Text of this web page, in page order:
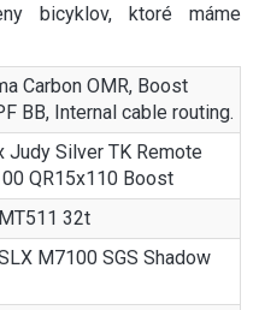
bicyklov, ktoré máme
Carbon OMR, Boost
BB, Internal cable routing.
Judy Silver TK Remote
QR15x110 Boost
32t
M7100 SGS Shadow